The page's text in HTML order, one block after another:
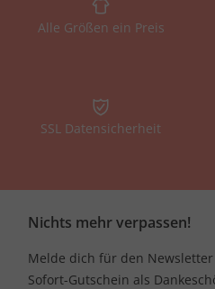
Alle Größen ein Preis
SSL Datensicherheit
Nichts mehr verpassen!
Melde dich für den
Sofort-Gutschein als